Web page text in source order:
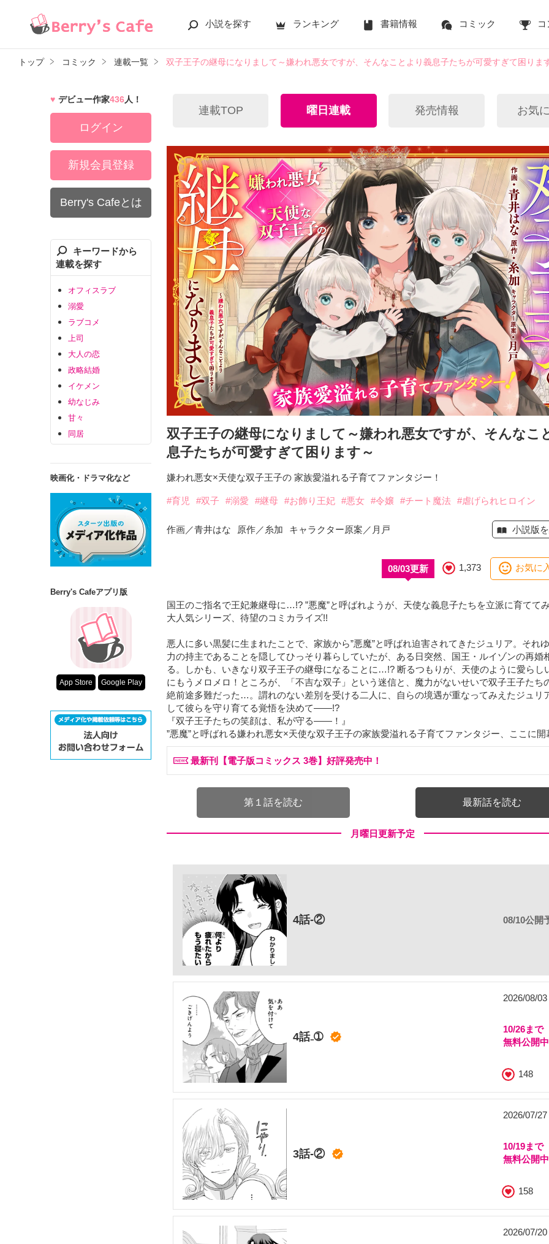
小説を探す ランキング 書籍情報 コミック コ
トップ コミック 連載一覧 双子王子の継母になりまして～嫌われ悪女ですが、そんなことより義息子たちが可愛すぎて困りま
連載TOP 曜日連載 発売情報 お気
双子王子の継母になりまして～嫌われ悪女ですが、そんなこ
息子たちが可愛すぎて困ります～
嫌われ悪女×天使な双子王子の 家族愛溢れる子育てファンタジー！
#育児 #双子 #溺愛 #継母 #お飾り王妃 #悪女 #令嬢 #チート魔法 #虐げられヒロイン
作画／青井はな 原作／糸加 キャラクター原案／月戸 小説版
08/03更新 1,373 お気に
国王のご指名で王妃兼継母に…!? ”悪魔”と呼ばれようが、天使な義息子たちを立派に育てて
大人気シリーズ、待望のコミカライズ!!
悪人に多い黒髪に生まれたことで、家族から”悪魔”と呼ばれ迫害されてきたジュリア。それ
力の持主であることを隠してひっそり暮らしていたが、ある日突然、国王・ルイゾンの再婚
る。しかも、いきなり双子王子の継母になることに…!? 断るつもりが、天使のように愛らし
にもうメロメロ！ところが、「不吉な双子」という迷信と、魔力がないせいで双子王子たち
絶前途多難だった…。謂れのない差別を受ける二人に、自らの境遇が重なってみえたジュリ
して彼らを守り育てる覚悟を決めて――!?
『双子王子たちの笑顔は、私が守る――！』
”悪魔”と呼ばれる嫌われ悪女×天使な双子王子の家族愛溢れる子育てファンタジー、ここに開
最新刊【電子版コミックス 3巻】好評発売中！
第１話を読む 最新話を読む
月曜日更新予定
4話-② 08/10公開
4話₋➀
2026/08/
10/26まで
無料公開中
148
3話-②
2026/07/
10/19まで
無料公開中
158
2026/07/
デビュー作家436人！
ログイン
新規会員登録
Berry's Cafeとは
キーワードから
連載を探す
オフィスラブ
溺愛
ラブコメ
上司
大人の恋
政略結婚
イケメン
幼なじみ
甘々
同居
映画化・ドラマ化など
Berry's Cafeアプリ版
App Store Google Play